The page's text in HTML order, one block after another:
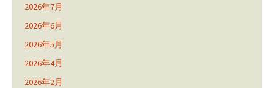
2026年7月
2026年6月
2026年5月
2026年4月
2026年2月